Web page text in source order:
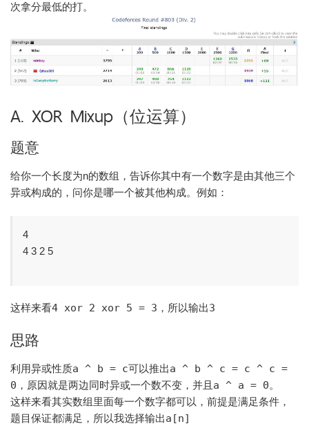
次拿分最低的打。
A. XOR Mixup（位运算）
题意
给你一个长度为n的数组，告诉你其中有一个数字是由其他三个
异或构成的，问你是哪一个被其他构成。例如：
4
4 3 2 5
这样来看4 xor 2 xor 5 = 3 ，所以输出3
思路
利用异或性质a ^ b = c可以推出a ^ b ^ c = c ^ c =
0 ，原因就是两边同时异或一个数不变，并且 a ^ a = 0。
这样来看其实数组里面每一个数字都可以，前提是满足条件，
题目保证都满足，所以我选择输出a[n]